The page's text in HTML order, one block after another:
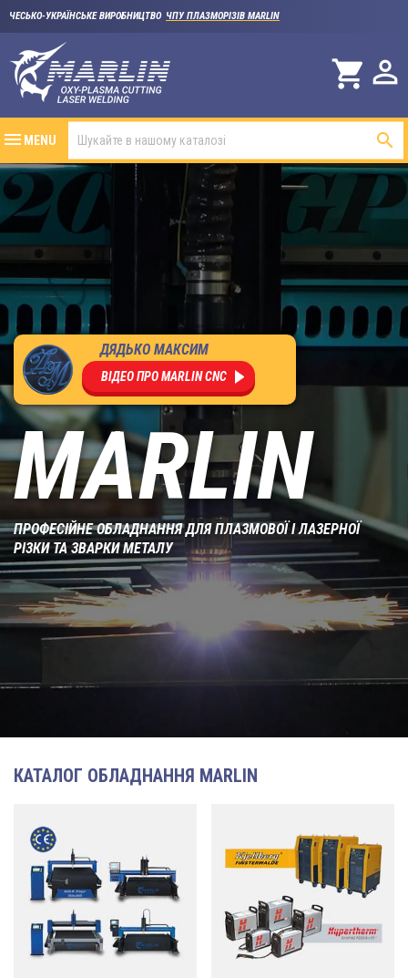
ЧЕСЬКО-УКРАЇНСЬКЕ ВИРОБНИЦТВО ЧПУ ПЛАЗМОРІЗІВ MARLIN

shopping_cart
MENU 
ДЯДЬКО МАКСИМ
ВІДЕО ПРО MARLIN CNC
MARLIN
ПРОФЕСІЙНЕ ОБЛАДНАННЯ ДЛЯ ПЛАЗМОВОЇ І ЛАЗЕРНОЇ
РІЗКИ ТА ЗВАРКИ МЕТАЛУ
КАТАЛОГ ОБЛАДНАННЯ MARLIN